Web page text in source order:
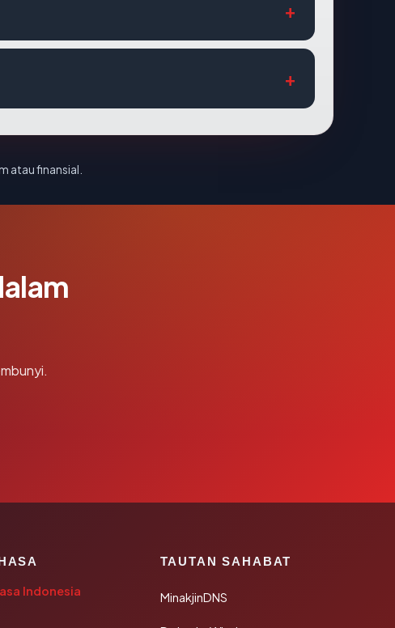
atau finansial.
Indonesia
TAUTAN SAHABAT
MinakjinDNS